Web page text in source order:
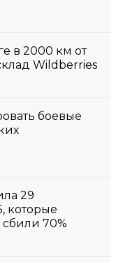
в 2000 км от
Wildberries
боевые
29
которые
сбили 70%